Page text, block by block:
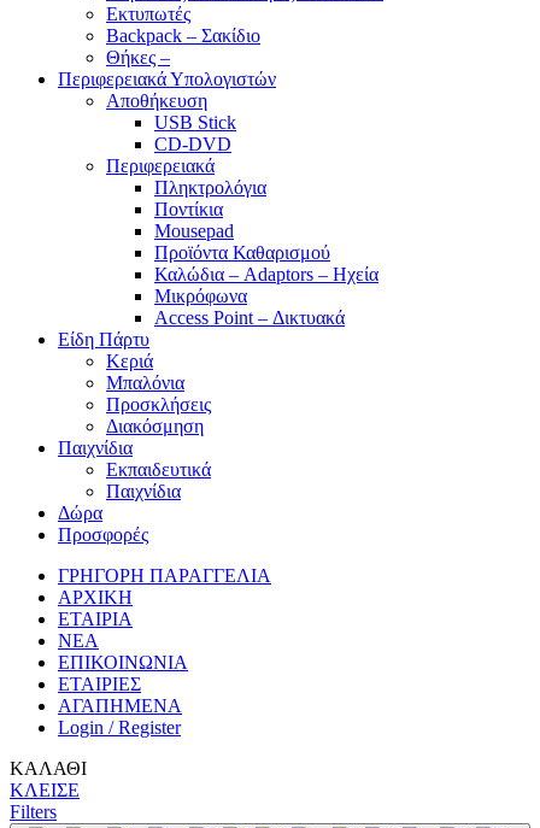
Εκτυπωτές
Backpack – Σακίδιο
Θήκες –
Περιφερειακά Υπολογιστών
Αποθήκευση
USB Stick
CD-DVD
Περιφερειακά
Πληκτρολόγια
Ποντίκια
Mousepad
Προϊόντα Καθαρισμού
Καλώδια – Adaptors – Ηχεία
Μικρόφωνα
Access Point – Δικτυακά
Είδη Πάρτυ
Κεριά
Μπαλόνια
Προσκλήσεις
Διακόσμηση
Παιχνίδια
Εκπαιδευτικά
Παιχνίδια
Δώρα
Προσφορές
ΓΡΗΓΟΡΗ ΠΑΡΑΓΓΕΛΙΑ
ΑΡΧΙΚΗ
ΕΤΑΙΡΙΑ
ΝΕΑ
ΕΠΙΚΟΙΝΩΝΙΑ
ΕΤΑΙΡΙΕΣ
ΑΓΑΠΗΜΕΝΑ
Login / Register
ΚΑΛΑΘΙ
ΚΛΕΙΣΕ
Filters